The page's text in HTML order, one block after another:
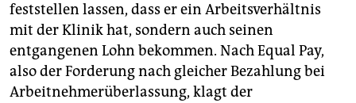
feststellen lassen, dass er ein Arbeitsverhältnis
mit der Klinik hat, sondern auch seinen
entgangenen Lohn bekommen. Nach Equal Pay,
also der Forderung nach gleicher Bezahlung bei
Arbeitnehmerüberlassung, klagt der